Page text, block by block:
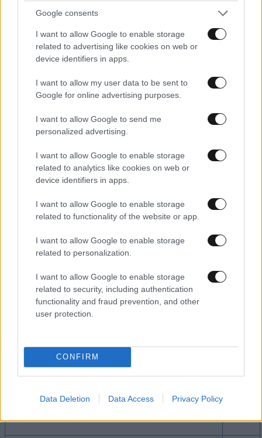
Google consents
I want to allow Google to enable storage
related to advertising like cookies on web or
device identifiers in apps.
I want to allow my user data to be sent to
Google for online advertising purposes.
I want to allow Google to send me
personalized advertising.
I want to allow Google to enable storage
related to analytics like cookies on web or
device identifiers in apps.
I want to allow Google to enable storage
related to functionality of the website or app.
I want to allow Google to enable storage
related to personalization.
I want to allow Google to enable storage
related to security, including authentication
functionality and fraud prevention, and other
user protection.
CONFIRM
Data Deletion Data Access Privacy Policy
Μεταπτυχιακή Εξειδίκευση Καθηγητών Γερμανικής Γλώσσας
Μεταπτυχιακή Εξειδίκευση Καθηγητών των Φυσικών Επιστημών
Περιβαλλοντικός Σχεδιασμός Πόλεων και Κτιρίων Α (Προγ. 1)
Περιβαλλοντικός Σχεδιασμός Πόλεων και Κτιρίων Α (Προγ. 1)
Περιβαλλοντικός Σχεδιασμός Πόλεων και Κτιρίων Β (Προγ. 2)
Περιβαλλοντικός Σχεδιασμός Πόλεων και Κτιρίων Γ (Προγ. 3)
Περιβαλλοντικός Σχεδιασμός Πόλεων και Κτιρίων Γ (Προγ. 3)
Περιβαλλοντικός Σχεδιασμός Έργων Υποδομής Α&Β (Προγ. 1)